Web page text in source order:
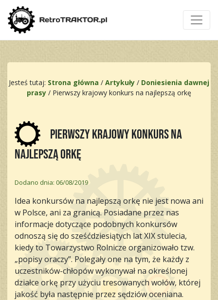
Jesteś tutaj: Strona główna / Artykuły / Doniesienia dawnej
prasy / Pierwszy krajowy konkurs na najlepszą orkę
Pierwszy krajowy konkurs na
najlepszą orkę
Dodano dnia: 06/08/2019
Idea konkursów na najlepszą orkę nie jest nowa ani
w Polsce, ani za granicą. Posiadane przez nas
informacje dotyczące podobnych konkursów
odnoszą się do sześćdziesiątych lat XIX stulecia,
kiedy to Towarzystwo Rolnicze organizowało tzw.
„popisy oraczy”. Polegały one na tym, że każdy z
uczestników-chłopów wykonywał na określonej
działce orkę przy użyciu tresowanych wołów, której
jakość była następnie przez sędziów oceniana.